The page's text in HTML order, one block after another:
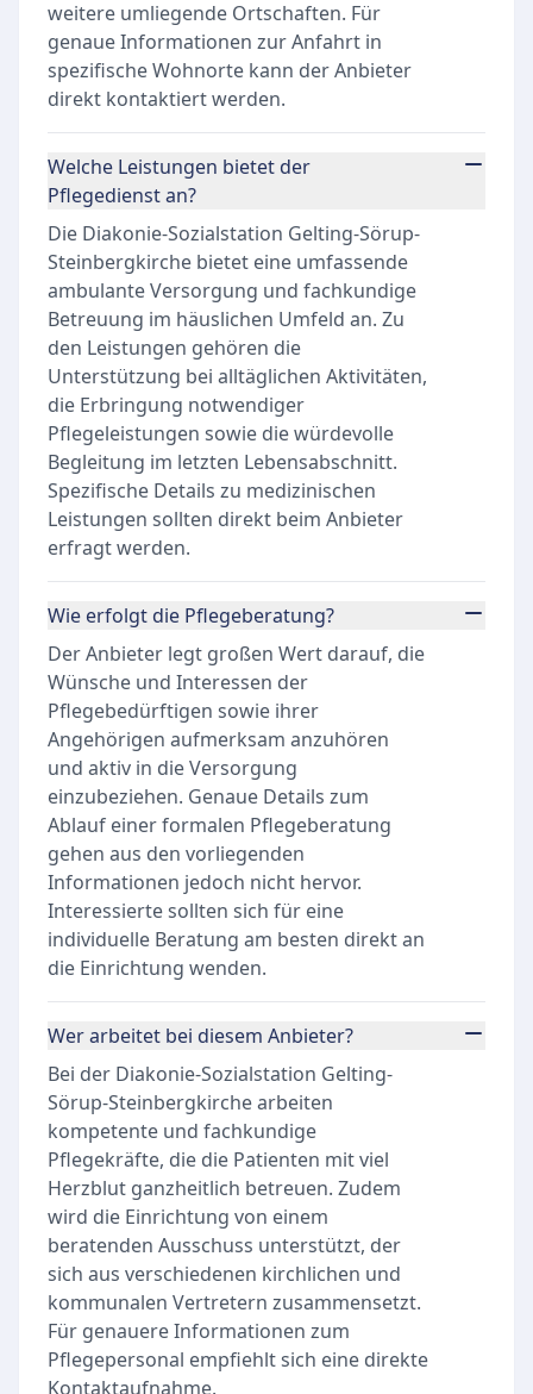
weitere umliegende Ortschaften. Für
genaue Informationen zur Anfahrt in
spezifische Wohnorte kann der Anbieter
direkt kontaktiert werden.
Welche Leistungen bietet der
Pflegedienst an?
Die Diakonie-Sozialstation Gelting-Sörup-
Steinbergkirche bietet eine umfassende
ambulante Versorgung und fachkundige
Betreuung im häuslichen Umfeld an. Zu
den Leistungen gehören die
Unterstützung bei alltäglichen Aktivitäten,
die Erbringung notwendiger
Pflegeleistungen sowie die würdevolle
Begleitung im letzten Lebensabschnitt.
Spezifische Details zu medizinischen
Leistungen sollten direkt beim Anbieter
erfragt werden.
Wie erfolgt die Pflegeberatung?
Der Anbieter legt großen Wert darauf, die
Wünsche und Interessen der
Pflegebedürftigen sowie ihrer
Angehörigen aufmerksam anzuhören
und aktiv in die Versorgung
einzubeziehen. Genaue Details zum
Ablauf einer formalen Pflegeberatung
gehen aus den vorliegenden
Informationen jedoch nicht hervor.
Interessierte sollten sich für eine
individuelle Beratung am besten direkt an
die Einrichtung wenden.
Wer arbeitet bei diesem Anbieter?
Bei der Diakonie-Sozialstation Gelting-
Sörup-Steinbergkirche arbeiten
kompetente und fachkundige
Pflegekräfte, die die Patienten mit viel
Herzblut ganzheitlich betreuen. Zudem
wird die Einrichtung von einem
beratenden Ausschuss unterstützt, der
sich aus verschiedenen kirchlichen und
kommunalen Vertretern zusammensetzt.
Für genauere Informationen zum
Pflegepersonal empfiehlt sich eine direkte
Kontaktaufnahme.